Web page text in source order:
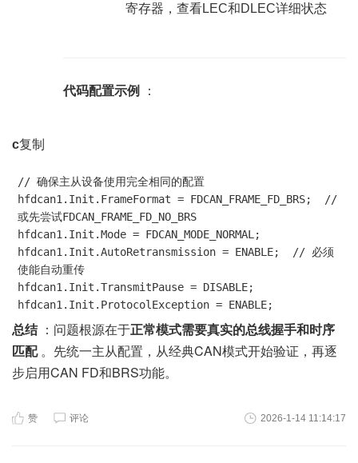
寄存器，查看LEC和DLEC详细状态
代码配置示例 ：
c复制
// 确保主从设备使用完全相同的配置
hfdcan1.Init.FrameFormat = FDCAN_FRAME_FD_BRS;  //
或先尝试FDCAN_FRAME_FD_NO_BRS
hfdcan1.Init.Mode = FDCAN_MODE_NORMAL;
hfdcan1.Init.AutoRetransmission = ENABLE;  // 必须
使能自动重传
hfdcan1.Init.TransmitPause = DISABLE;
hfdcan1.Init.ProtocolException = ENABLE;
总结：问题根源在于正常模式需要真实的总线握手和时序
匹配。先统一主从配置，从经典CAN模式开始验证，再逐
步启用CAN FD和BRS功能。
赞 评论 2026-1-14 11:14:17